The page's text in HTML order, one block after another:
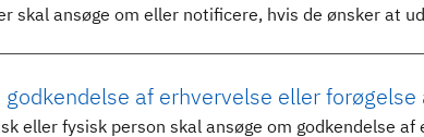
skal ansøge om eller notificere, hvis de ønsker at
af erhvervelse eller
eller fysisk person skal ansøge om godkendelse